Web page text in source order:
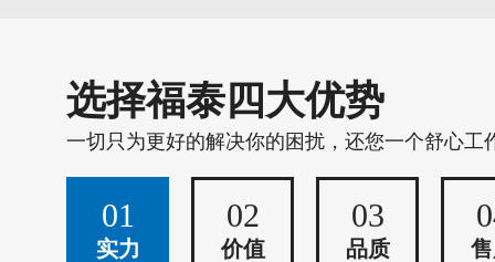
选择福泰四大优势
一切只为更好的解决你的困扰，还您一个舒心工
01
实力
02
价值
03
品质